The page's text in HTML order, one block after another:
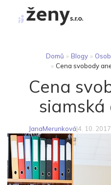
Domů » Blogy »
» Cena svobody
Cena
JanaMerunková|4. 10. 2017